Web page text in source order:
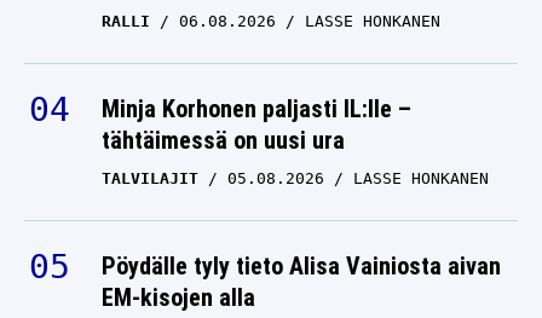
RALLI 06.08.2026 LASSE HONKANEN
Minja Korhonen paljasti IL:lle –
tähtäimessä on uusi ura
TALVILAJIT 05.08.2026 LASSE HONKANEN
Pöydälle tyly tieto Alisa Vainiosta aivan
EM-kisojen alla